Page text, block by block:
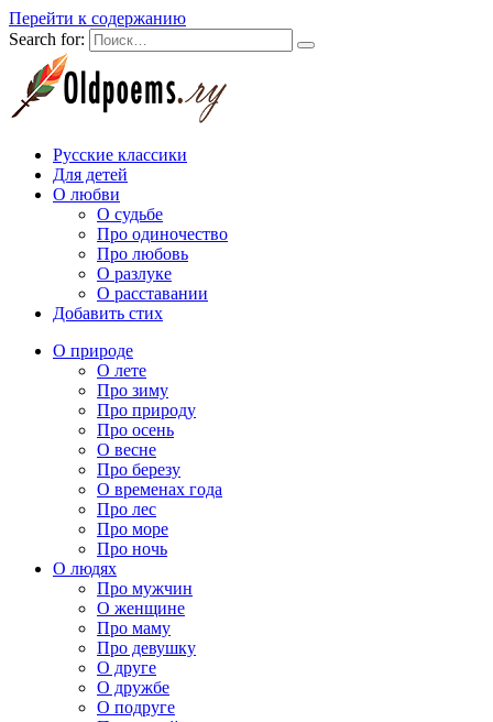
Перейти к содержанию
Search for:
Русские классики
Для детей
О любви
О судьбе
Про одиночество
Про любовь
О разлуке
О расставании
Добавить стих
О природе
О лете
Про зиму
Про природу
Про осень
О весне
Про березу
О временах года
Про лес
Про море
Про ночь
О людях
Про мужчин
О женщине
Про маму
Про девушку
О друге
О дружбе
О подруге